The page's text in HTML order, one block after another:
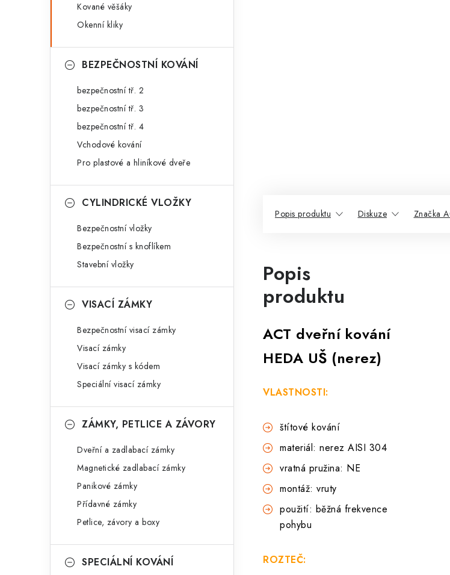
Kované věšáky
Okenní kliky
BEZPEČNOSTNÍ KOVÁNÍ
bezpečnostní tř. 2
bezpečnostní tř. 3
bezpečnostní tř. 4
Vchodové kování
Pro plastové a hliníkové dveře
CYLINDRICKÉ VLOŽKY
Bezpečnostní vložky
Bezpečnostní s knoflíkem
Stavební vložky
VISACÍ ZÁMKY
Bezpečnostní visací zámky
Visací zámky
Visací zámky s kódem
Speciální visací zámky
ZÁMKY, PETLICE A ZÁVORY
Dveřní a zadlabací zámky
Magnetické zadlabací zámky
Panikové zámky
Přídavné zámky
Petlice, závory a boxy
SPECIÁLNÍ KOVÁNÍ
Popis produktu Diskuze Značka
Popis
produktu
ACT dveřní kování
HEDA UŠ (nerez)
VLASTNOSTI:
štítové kování
materiál: nerez AISI 304
vratná pružina: NE
montáž: vruty
použití: běžná frekvence
pohybu
ROZTEČ: